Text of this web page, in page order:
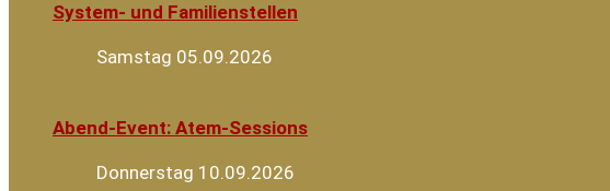
System- und Familienstellen
Samstag 05.09.2026
Abend-Event: Atem-Sessions
Donnerstag 10.09.2026